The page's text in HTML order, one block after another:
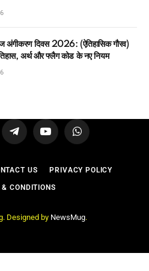
अंगीकरण दिवस 2026: (ऐतिहासिक गौरव)
अर्थ और फ्लैग कोड के नए नियम
TelegramYouTubeWhatsApp
US PRIVACY POLICY
CONDITIONS
Designed by NewsMug